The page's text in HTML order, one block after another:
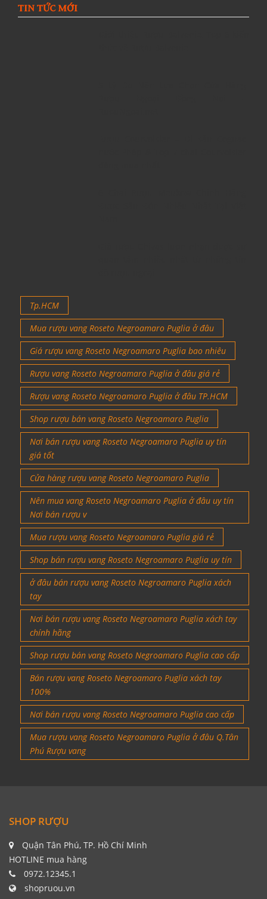
TIN TỨC MỚI
Tp.HCM
Mua rượu vang Roseto Negroamaro Puglia ở đâu
Giá rượu vang Roseto Negroamaro Puglia bao nhiêu
Rượu vang Roseto Negroamaro Puglia ở đâu giá rẻ
Rượu vang Roseto Negroamaro Puglia ở đâu TP.HCM
Shop rượu bán vang Roseto Negroamaro Puglia
Nơi bán rượu vang Roseto Negroamaro Puglia uy tín
giá tốt
Cửa hàng rượu vang Roseto Negroamaro Puglia
Nên mua vang Roseto Negroamaro Puglia ở đâu uy tín
Nơi bán rượu v
Mua rượu vang Roseto Negroamaro Puglia giá rẻ
Shop bán rượu vang Roseto Negroamaro Puglia uy tín
ở đâu bán rượu vang Roseto Negroamaro Puglia xách
tay
Nơi bán rượu vang Roseto Negroamaro Puglia xách tay
chính hãng
Shop rượu bán vang Roseto Negroamaro Puglia cao cấp
Bán rượu vang Roseto Negroamaro Puglia xách tay
100%
Nơi bán rượu vang Roseto Negroamaro Puglia cao cấp
Mua rượu vang Roseto Negroamaro Puglia ở đâu Q.Tân
Phú Rượu vang
SHOP RƯỢU
Quận Tân Phú, TP. Hồ Chí Minh
HOTLINE mua hàng
0972.12345.1
shopruou.vn